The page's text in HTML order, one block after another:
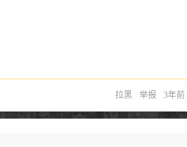
拉黑 举报 3年前